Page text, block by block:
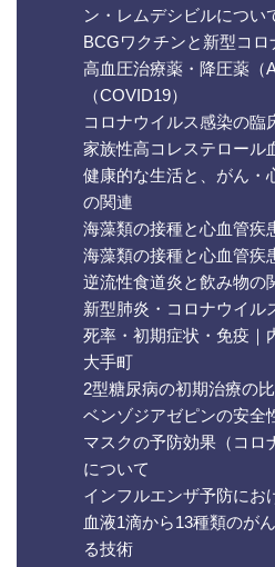
ン・レムデシビルについ
BCGワクチンと新型コ
高血圧治療薬・降圧薬（
（COVID19）
コロナウイルス感染の臨
家族性高コレステロール
健康的な生活と、がん・
の関連
海藻類の接種と心血管疾
海藻類の接種と心血管疾
逆流性食道炎と飲み物の
新型肺炎・コロナウイル
死率・初期症状・免疫｜
大手町
2型糖尿病の初期治療の
ベンゾジアゼピンの安全
マスクの予防効果（コロ
について
インフルエンザ予防にお
血液1滴から13種類のが
る技術